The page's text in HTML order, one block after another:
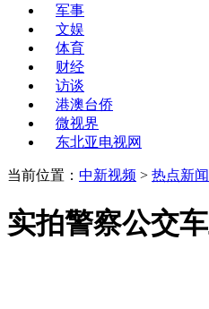
军事
文娱
体育
财经
访谈
港澳台侨
微视界
东北亚电视网
当前位置： 中新视频 > 热点新闻
实拍警察公交